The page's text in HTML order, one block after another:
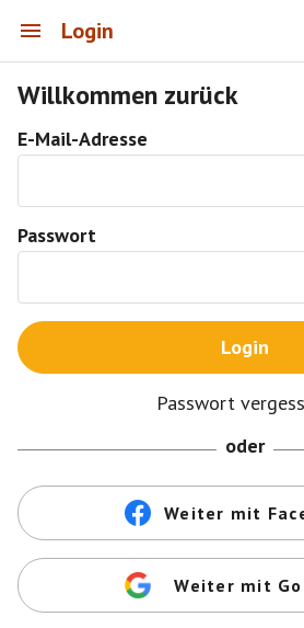
Login
Willkommen zurück
E-Mail-Adresse
Passwort
Login
Passwort
oder
Weiter mit
Weiter mit